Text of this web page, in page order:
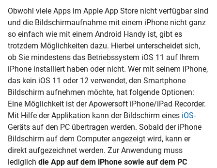
Obwohl viele Apps im Apple App Store nicht verfügbar sind
und die Bildschirmaufnahme mit einem iPhone nicht ganz
so einfach wie mit einem Android Handy ist, gibt es
trotzdem Möglichkeiten dazu. Hierbei unterscheidet sich,
ob Sie mindestens das Betriebssystem iOS 11 auf Ihrem
iPhone installiert haben oder nicht. Wer mit seinem iPhone,
das kein iOS 11 oder 12 verwendet, den Smartphone
Bildschirm aufnehmen möchte, hat folgende Optionen:
Eine Möglichkeit ist der Apowersoft iPhone/iPad Recorder.
Mit Hilfe der Applikation kann der Bildschirm eines iOS-
Geräts auf den PC übertragen werden. Sobald der iPhone
Bildschirm auf dem Computer angezeigt wird, kann er
direkt aufgezeichnet werden. Zur Anwendung muss
lediglich die App auf dem iPhone sowie auf dem PC